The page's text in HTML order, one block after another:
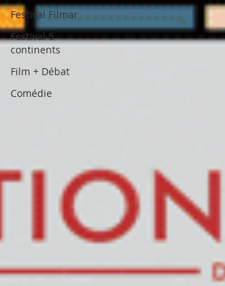
Festival Filmar
Festival 5
continents
Film + Débat
Comédie